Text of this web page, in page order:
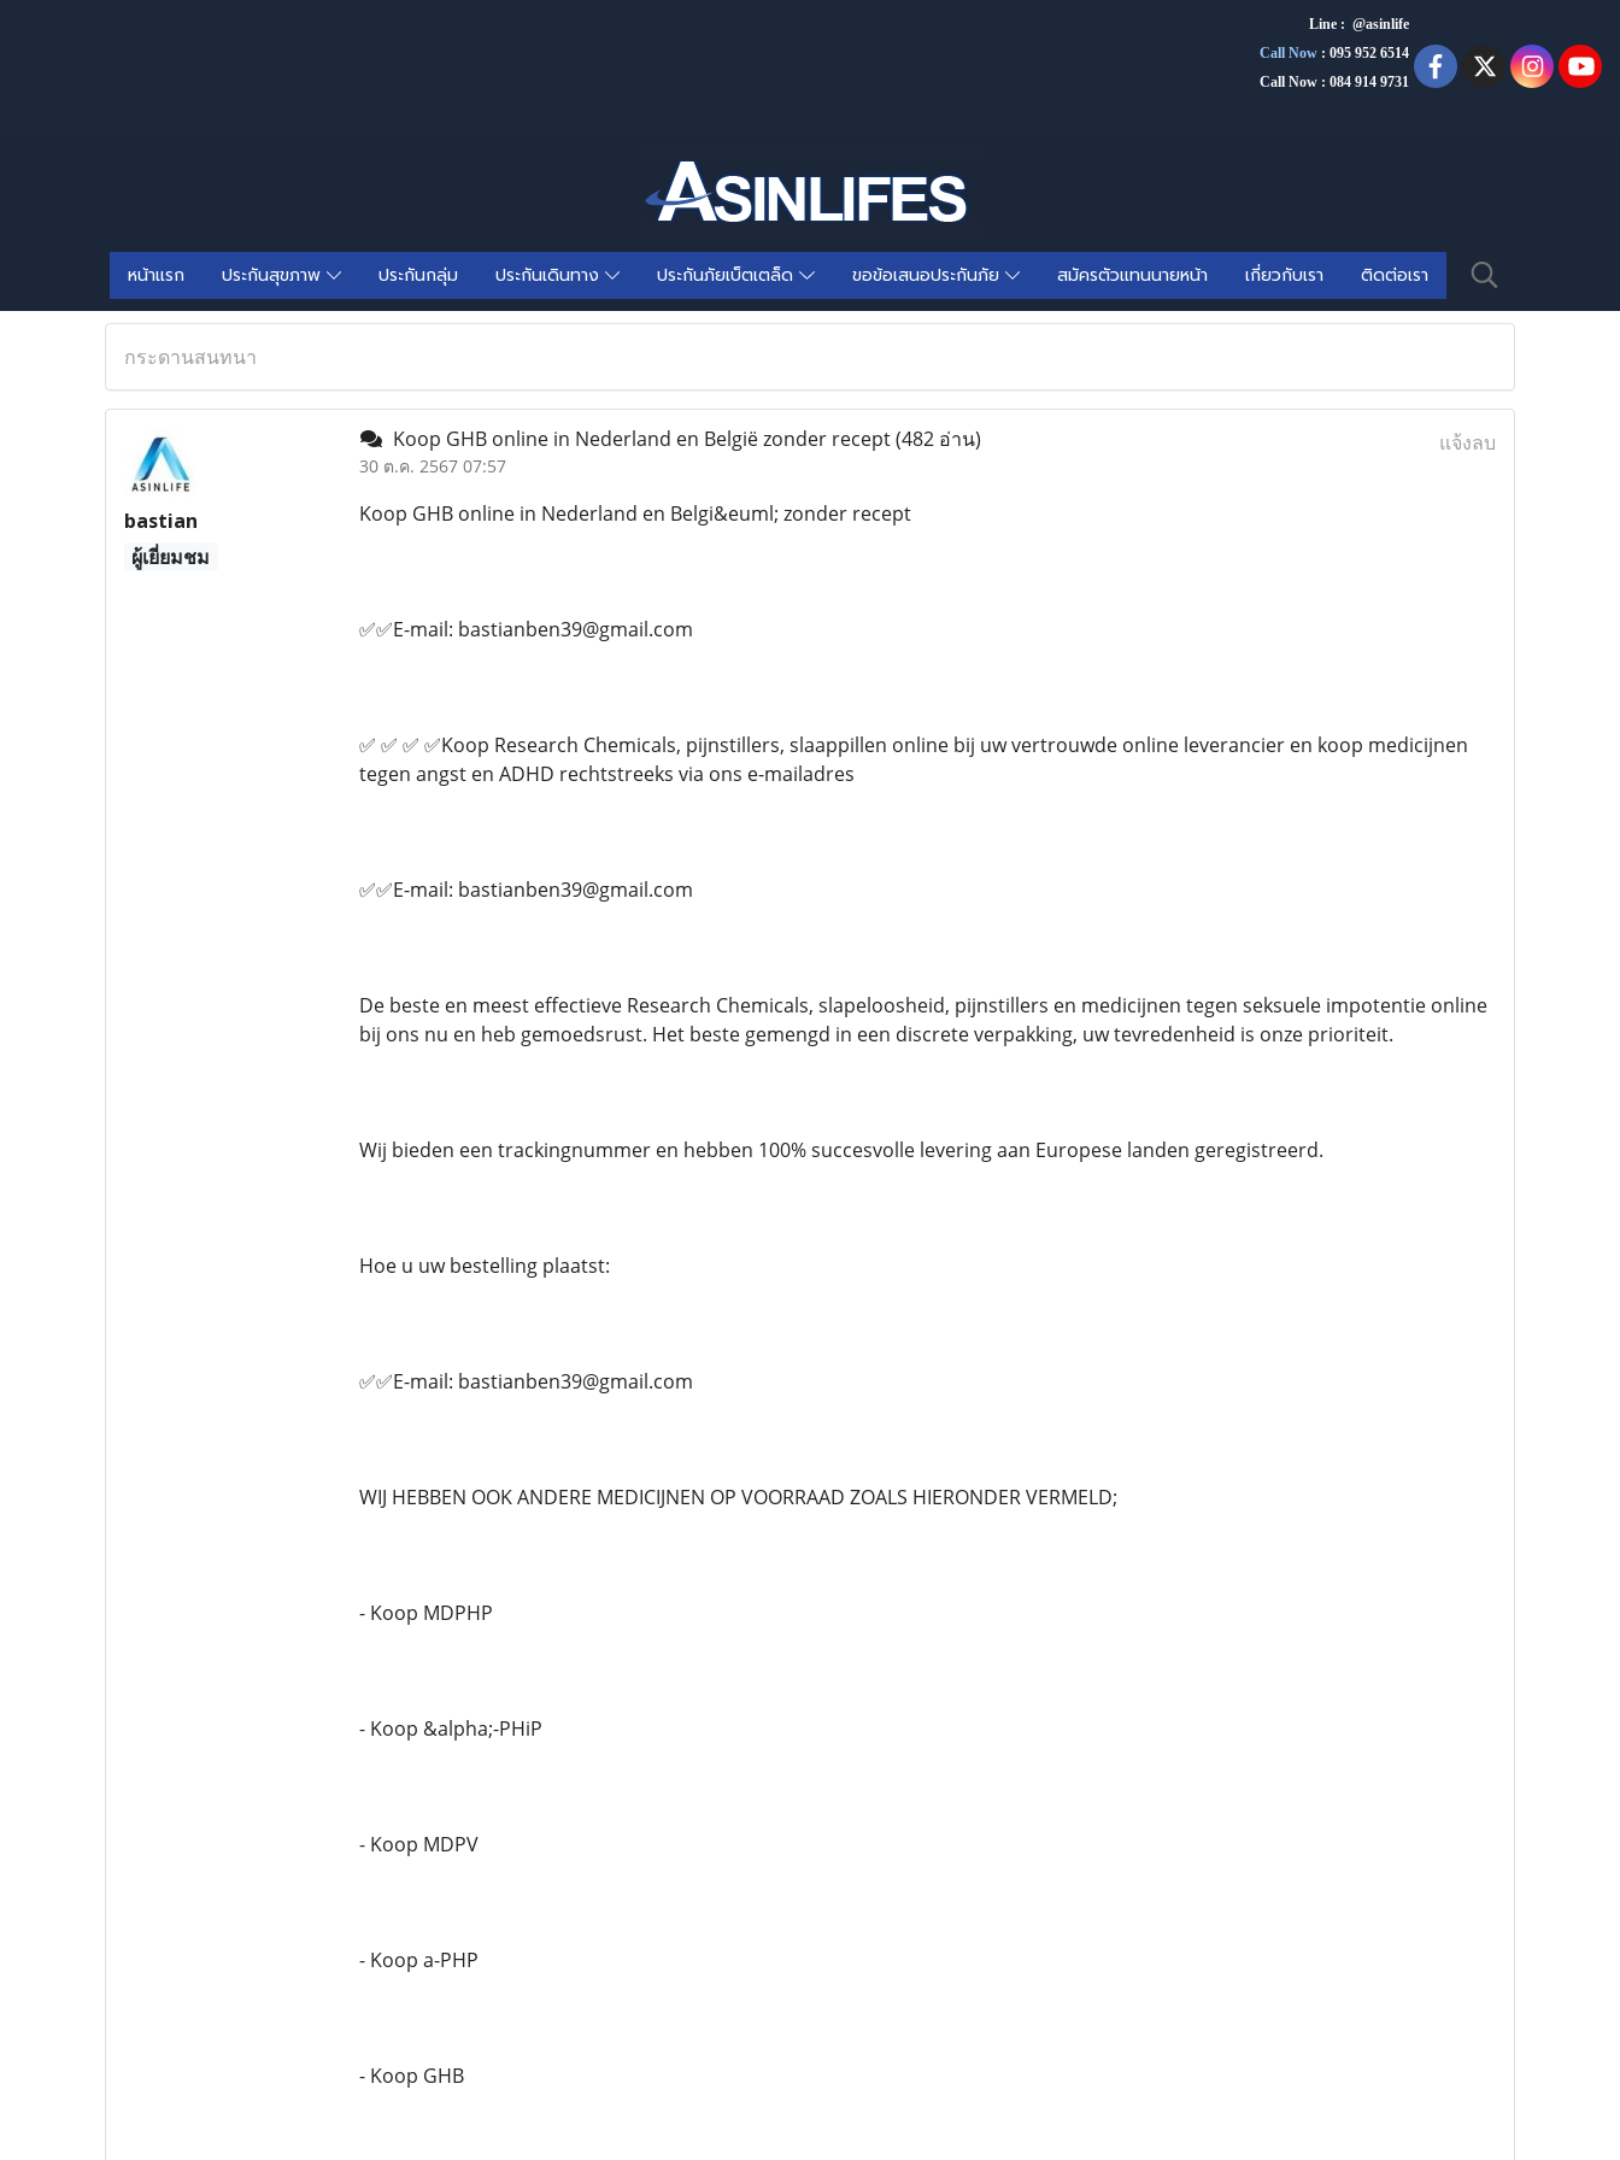
Line : @asinlife
Call Now : 095 952 6514
Call Now : 084 914 9731
หน้าแรก ประกันสุขภาพ ประกันกลุ่ม ประกันเดินทาง ประกันภัยเบ็ตเตล็ด ขอข้อเสนอประกันภัย สมัครตัวแทนนายหน้า เกี่ยวกับเรา ติดต่อเรา
กระดานสนทนา
bastian
ผู้เยี่ยมชม
Koop GHB online in Nederland en België zonder recept(482 อ่าน)
30 ต.ค. 2567 07:57
แจ้งลบ
Koop GHB online in Nederland en Belgi&euml; zonder recept
✅✅E-mail: bastianben39@gmail.com
✅ ✅ ✅ ✅Koop Research Chemicals, pijnstillers, slaappillen online bij uw vertrouwde online leverancier en koop medicijnen
tegen angst en ADHD rechtstreeks via ons e-mailadres
✅✅E-mail: bastianben39@gmail.com
De beste en meest effectieve Research Chemicals, slapeloosheid, pijnstillers en medicijnen tegen seksuele impotentie online
bij ons nu en heb gemoedsrust. Het beste gemengd in een discrete verpakking, uw tevredenheid is onze prioriteit.
Wij bieden een trackingnummer en hebben 100% succesvolle levering aan Europese landen geregistreerd.
Hoe u uw bestelling plaatst:
✅✅E-mail: bastianben39@gmail.com
WIJ HEBBEN OOK ANDERE MEDICIJNEN OP VOORRAAD ZOALS HIERONDER VERMELD;
- Koop MDPHP
- Koop &alpha;-PHiP
- Koop MDPV
- Koop a-PHP
- Koop GHB